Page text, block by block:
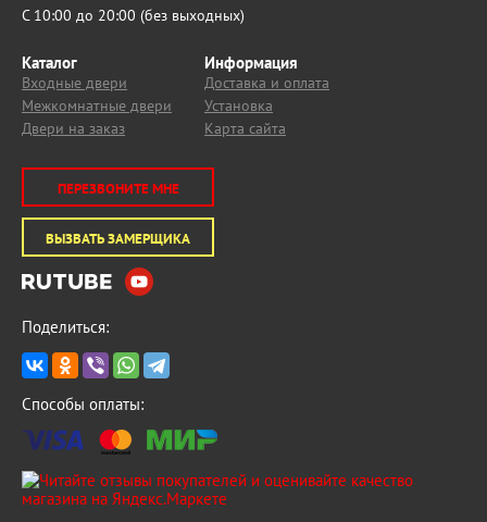
С 10:00 до 20:00 (без выходных)
Каталог
Входные двери
Межкомнатные двери
Двери на заказ
Информация
Доставка и оплата
Установка
Карта сайта
ПЕРЕЗВОНИТЕ МНЕ
ВЫЗВАТЬ ЗАМЕРЩИКА
Поделиться:
Способы оплаты: